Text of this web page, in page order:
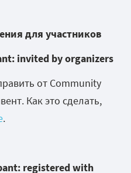
для участников
invited by organizers
от Community
Как это сделать,
.
registered with